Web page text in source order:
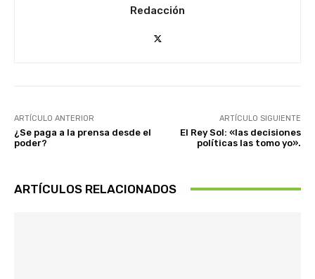
Redacción
ARTÍCULO ANTERIOR
¿Se paga a la prensa desde el
poder?
ARTÍCULO SIGUIENTE
El Rey Sol: «las decisiones
políticas las tomo yo».
ARTÍCULOS RELACIONADOS